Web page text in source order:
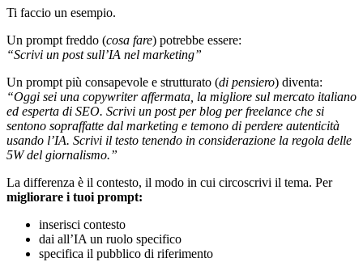
Ti faccio un esempio.
Un prompt freddo (cosa fare) potrebbe essere:
“Scrivi un post sull’IA nel marketing”
Un prompt più consapevole e strutturato (di pensiero) diventa:
“Oggi sei una copywriter affermata, la migliore sul mercato italiano
ed esperta di SEO. Scrivi un post per blog per freelance che si
sentono sopraffatte dal marketing e temono di perdere autenticità
usando l’IA. Scrivi il testo tenendo in considerazione la regola delle
5W del giornalismo.”
La differenza è il contesto, il modo in cui circoscrivi il tema. Per
migliorare i tuoi prompt:
inserisci contesto
dai all’IA un ruolo specifico
specifica il pubblico di riferimento